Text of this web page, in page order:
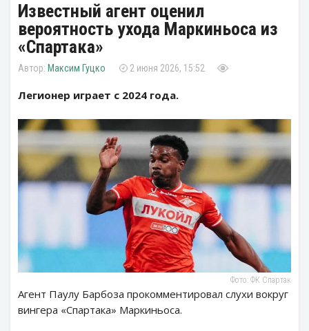
Известный агент оценил
вероятность ухода Маркиньоса из
«Спартака»
Максим Гуцко 2 июня 2026, 15:52
Легионер играет с 2024 года.
Фото: ФК Спартак
Агент Паулу Барбоза прокомментировал слухи вокруг
вингера «Спартака» Маркиньоса.